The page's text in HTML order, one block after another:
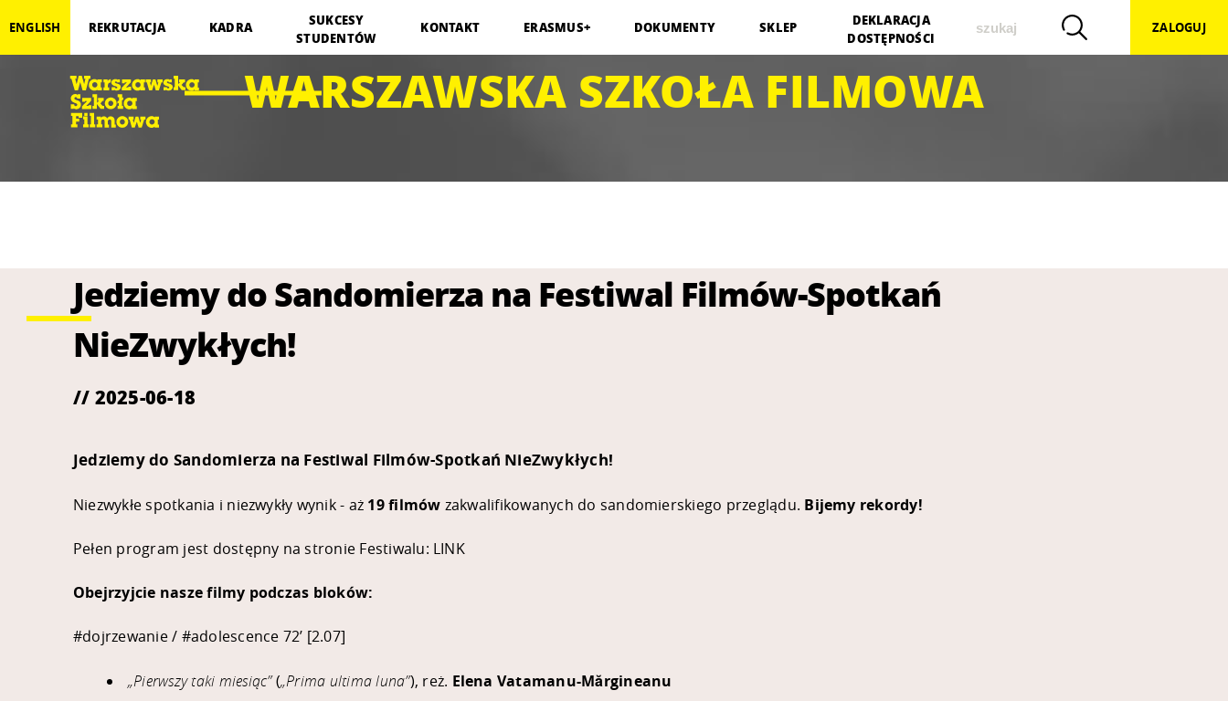
WARSZAWSKA SZKOŁA FILMOWA
ENGLISH REKRUTACJA KADRA
SUKCESY
STUDENTÓW
KONTAKT ERASMUS+ DOKUMENTY SKLEP
DEKLARACJA
DOSTĘPNOŚCI
ZALOGUJ
Jedziemy do Sandomierza na Festiwal Filmów-Spotkań
NieZwykłych!
// 2025-06-18
Jedziemy do Sandomierza na Festiwal Filmów-Spotkań NieZwykłych!
Niezwykłe spotkania i niezwykły wynik - aż 19 filmów zakwalifikowanych do sandomierskiego przeglądu. Bijemy rekordy!
Pełen program jest dostępny na stronie Festiwalu: LINK
Obejrzyjcie nasze filmy podczas bloków:
#dojrzewanie/ #adolescence 72’ [2.07]
„Pierwszy taki miesiąc”(„Prima ultima luna”), reż. Elena Vatamanu-Mărgineanu